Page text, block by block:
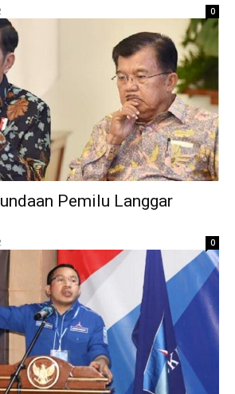
0
Pemilu Langgar
0